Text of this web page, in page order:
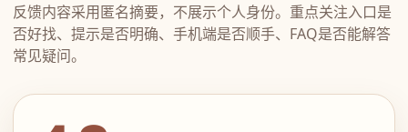
反馈内容采用匿名摘要，不展示个人身份。重点关注入口是
否好找、提示是否明确、手机端是否顺手、FAQ是否能解答
常见疑问。